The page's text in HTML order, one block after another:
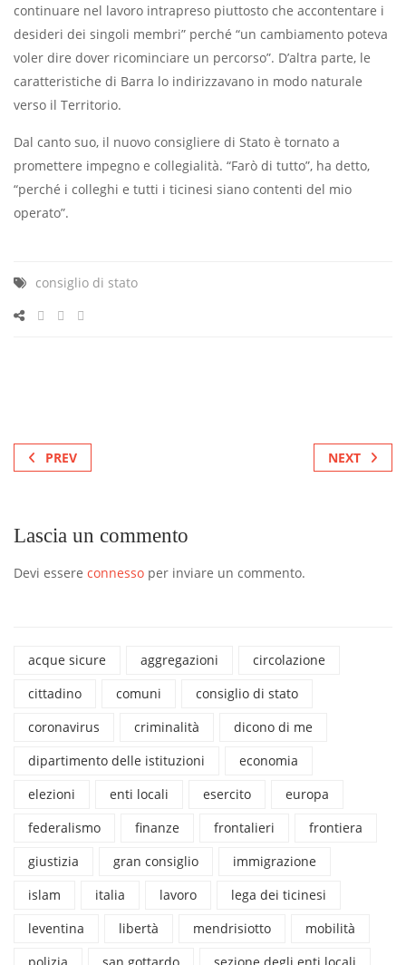
continuare nel lavoro intrapreso piuttosto che accontentare i
desideri dei singoli membri” perché “un cambiamento poteva
voler dire dover ricominciare un percorso”. D’altra parte, le
caratteristiche di Barra lo indirizzavano in modo naturale
verso il Territorio.
Dal canto suo, il nuovo consigliere di Stato è tornato a
promettere impegno e collegialità. “Farò di tutto”, ha detto,
“perché i colleghi e tutti i ticinesi siano contenti del mio
operato”.
consiglio di stato
PREV NEXT
Lascia un commento
Devi essere connesso per inviare un commento.
acque sicure aggregazioni
circolazione
cittadino
comuni
consiglio di stato
coronavirus
criminalità
dicono di me
dipartimento delle istituzioni
economia
elezioni
enti locali esercito
europa
federalismo
finanze frontalieri
frontiera
giustizia
gran consiglio
immigrazione
islam
italia lavoro
lega dei ticinesi
leventina
libertà mendrisiotto
mobilità